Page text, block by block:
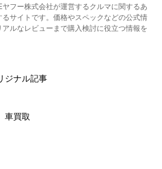
フー株式会社が運営するクルマに関するあ
サイトです。価格やスペックなどの公式情
ルなレビューまで購入検討に役立つ情報を
ジナル記事
車買取